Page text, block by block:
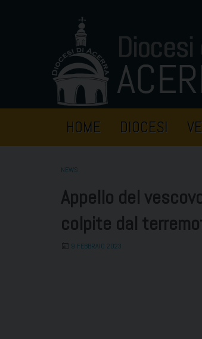
HOME DIOCESI
NEWS
Appello del
colpite dal
9 FEBBRAIO 2023